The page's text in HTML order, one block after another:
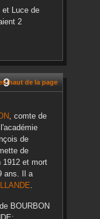
et Lucede
2
9haut de la page
, comte de
de
de
1912et mort
ans. Il a
.
de BOURBON